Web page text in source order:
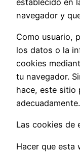
navegador y
Como usuario,
los datos o la
cookies
tu navegador.
hace, este sitio
adecuadamente.
Las cookies de
Hacer que esta